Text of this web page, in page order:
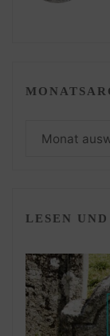
LESEN